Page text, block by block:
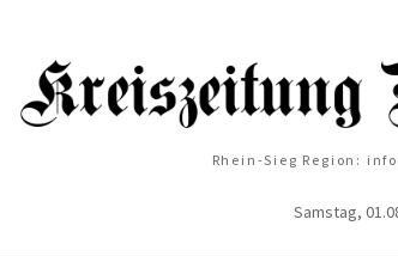
Rhein-Sieg Region:
Samstag,